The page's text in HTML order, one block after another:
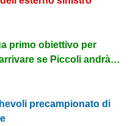
primo obiettivo per
se Piccoli andrà al
precampionato di